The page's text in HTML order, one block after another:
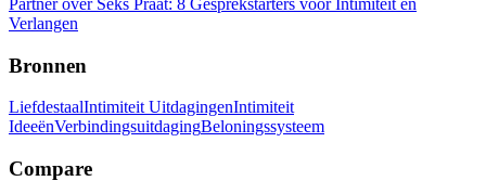
Verlangen
Bronnen
LiefdestaalIntimiteit UitdagingenIntimiteit
IdeeënVerbindingsuitdagingBeloningssysteem
Compare